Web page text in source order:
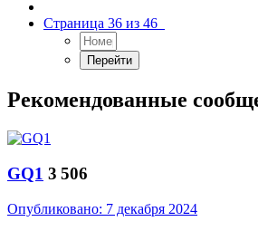
Страница 36 из 46
Рекомендованные
GQ1 3 506
Опубликовано: 7 декабря 2024